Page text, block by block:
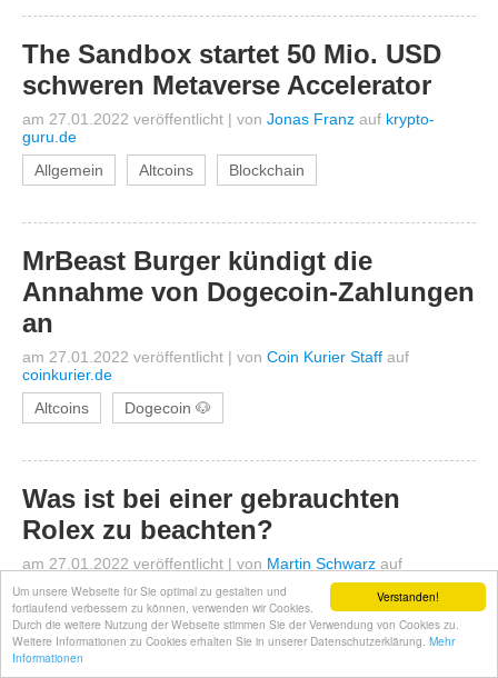
Verstanden!
Um unsere Webseite für Sie optimal zu gestalten und
fortlaufend verbessern zu können, verwenden wir Cookies.
Durch die weitere Nutzung der Webseite stimmen Sie der Verwendung von Cookies zu.
Weitere Informationen zu Cookies erhalten Sie in unserer Datenschutzerklärung. Mehr
Informationen
The Sandbox startet 50 Mio. USD
schweren Metaverse Accelerator
am 27.01.2022 veröffentlicht | von Jonas Franz auf krypto-
guru.de
Allgemein
Altcoins Blockchain
MrBeast Burger kündigt die
Annahme von Dogecoin-Zahlungen
an
am 27.01.2022 veröffentlicht | von Coin Kurier Staff auf
coinkurier.de
Altcoins
Dogecoin 🐶
Was ist bei einer gebrauchten
Rolex zu beachten?
am 27.01.2022 veröffentlicht | von Martin Schwarz auf
Allgemein
Altcoins